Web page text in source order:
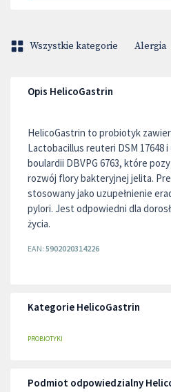
Wszystkie kategorie Alergia
Opis HelicoGastrin
HelicoGastrin to probiotyk
Lactobacillus reuteri DSM 17648
boulardii DBVPG 6763, które
rozwój flory bakteryjnej jelita.
stosowany jako uzupełnienie
pylori. Jest odpowiedni dla
życia.
EAN: 5902020314226
Kategorie HelicoGastrin
PROBIOTYKI
Podmiot odpowiedzialny